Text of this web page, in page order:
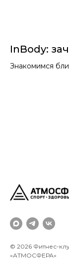
InBody:
Знакомимся
© 2026 Фитнес-
«АТМОСФЕРА»